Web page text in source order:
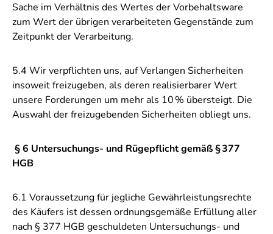
Sache im Verhältnis des Wertes der Vorbehaltsware
zum Wert der übrigen verarbeiteten Gegenstände zum
Zeitpunkt der Verarbeitung.
5.4 Wir verpflichten uns, auf Verlangen Sicherheiten
insoweit freizugeben, als deren realisierbarer Wert
unsere Forderungen um mehr als 10% übersteigt. Die
Auswahl der freizugebenden Sicherheiten obliegt uns.
§ 6 Untersuchungs- und Rügepflicht gemäß §377
HGB
6.1 Voraussetzung für jegliche Gewährleistungsrechte
des Käufers ist dessen ordnungsgemäße Erfüllung aller
nach § 377 HGB geschuldeten Untersuchungs- und